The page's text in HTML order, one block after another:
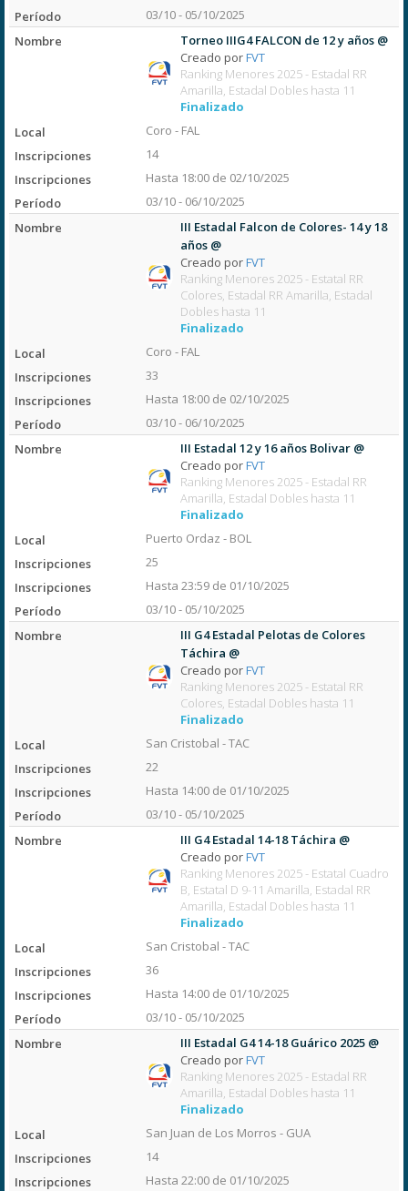
03/10 - 05/10/2025
Torneo IIIG4 FALCON de 12 y años @
Creado porFVT
Ranking Menores 2025 - Estadal RR
Amarilla, Estadal Dobles hasta 11
Finalizado
Coro - FAL
14
Hasta 18:00 de 02/10/2025
03/10 - 06/10/2025
III Estadal Falcon de Colores- 14 y 18
años @
Creado porFVT
Ranking Menores 2025 - Estatal RR
Colores, Estadal RR Amarilla, Estadal
Dobles hasta 11
Finalizado
Coro - FAL
33
Hasta 18:00 de 02/10/2025
03/10 - 06/10/2025
III Estadal 12 y 16 años Bolivar @
Creado porFVT
Ranking Menores 2025 - Estadal RR
Amarilla, Estadal Dobles hasta 11
Finalizado
Puerto Ordaz - BOL
25
Hasta 23:59 de 01/10/2025
03/10 - 05/10/2025
III G4 Estadal Pelotas de Colores
Táchira @
Creado porFVT
Ranking Menores 2025 - Estatal RR
Colores, Estadal Dobles hasta 11
Finalizado
San Cristobal - TAC
22
Hasta 14:00 de 01/10/2025
03/10 - 05/10/2025
III G4 Estadal 14-18 Táchira @
Creado porFVT
Ranking Menores 2025 - Estatal Cuadro
B, Estatal D 9-11 Amarilla, Estadal RR
Amarilla, Estadal Dobles hasta 11
Finalizado
San Cristobal - TAC
36
Hasta 14:00 de 01/10/2025
03/10 - 05/10/2025
III Estadal G4 14-18 Guárico 2025 @
Creado porFVT
Ranking Menores 2025 - Estadal RR
Amarilla, Estadal Dobles hasta 11
Finalizado
San Juan de Los Morros - GUA
14
Hasta 22:00 de 01/10/2025